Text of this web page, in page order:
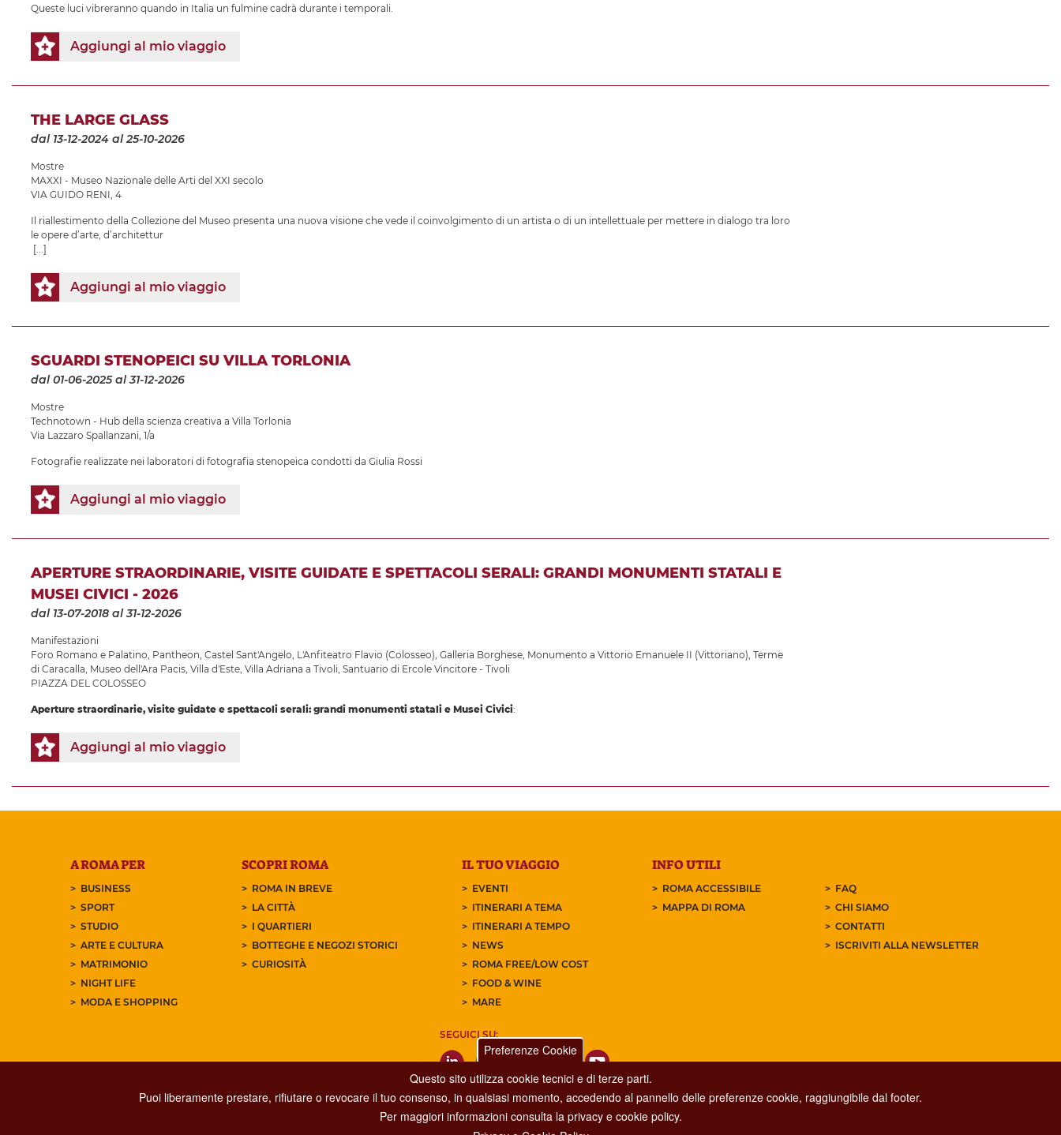
Queste luci vibreranno quando in Italia un fulmine cadrà durante i temporali.
Aggiungi al mio viaggio
THE LARGE GLASS
dal 13-12-2024 al 25-10-2026
Mostre
MAXXI - Museo Nazionale delle Arti del XXI secolo
VIA GUIDO RENI, 4
Il riallestimento della Collezione del Museo presenta una nuova visione che vede il coinvolgimento di un artista o di un intellettuale per mettere in dialogo tra loro
le opere d’arte, d’architettur
[...]
Aggiungi al mio viaggio
SGUARDI STENOPEICI SU VILLA TORLONIA
dal 01-06-2025al 31-12-2026
Mostre
Technotown - Hub della scienza creativa a Villa Torlonia
Via Lazzaro Spallanzani, 1/a
Fotografie realizzate nei laboratori di fotografia stenopeica condotti da Giulia Rossi
Aggiungi al mio viaggio
APERTURE STRAORDINARIE, VISITE GUIDATE E SPETTACOLI SERALI: GRANDI MONUMENTI STATALI E
MUSEI CIVICI - 2026
dal 13-07-2018 al 31-12-2026
Manifestazioni
Foro Romano e Palatino Pantheon Castel Sant'Angelo L'Anfiteatro Flavio (Colosseo) Galleria Borghese Monumento a Vittorio Emanuele II (Vittoriano) Terme
di Caracalla Museo dell'Ara Pacis Villa d'Este Villa Adriana a Tivoli Santuario di Ercole Vincitore - Tivoli
PIAZZA DEL COLOSSEO
Aperture straordinarie, visite guidate e spettacoli serali: grandi monumenti statali e Musei Civici:
Aggiungi al mio viaggio
A ROMA PER
BUSINESS
SPORT
STUDIO
ARTE E CULTURA
MATRIMONIO
NIGHT LIFE
MODA E SHOPPING
SCOPRI ROMA
ROMA IN BREVE
LA CITTÀ
I QUARTIERI
BOTTEGHE E NEGOZI STORICI
CURIOSITÀ
IL TUO VIAGGIO
EVENTI
ITINERARI A TEMA
ITINERARI A TEMPO
NEWS
ROMA FREE/LOW COST
FOOD & WINE
MARE
INFO UTILI
ROMA ACCESSIBILE
MAPPA DI ROMA
FAQ
CHI SIAMO
CONTATTI
ISCRIVITI ALLA NEWSLETTER
SEGUICI SU:
Preferenze Cookie
Questo sito utilizza cookie tecnici e di terze parti.
Puoi liberamente prestare, rifiutare o revocare il tuo consenso, in qualsiasi momento, accedendo al pannello delle preferenze cookie, raggiungibile dal footer.
Per maggiori informazioni consulta la privacy e cookie policy.